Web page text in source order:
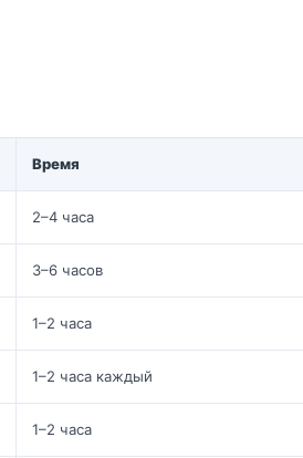
Время
2–4 часа
3–6 часов
1–2 часа
1–2 часа каждый
1–2 часа